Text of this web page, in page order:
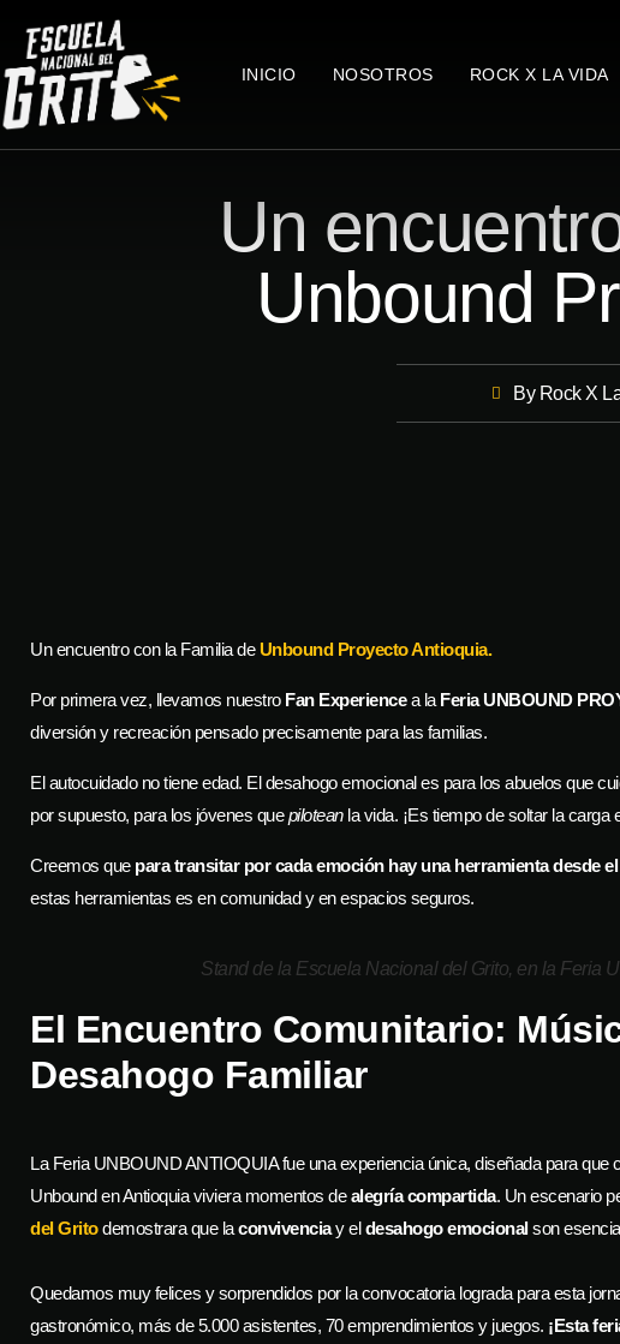
INICIO NOSOTROS ROCK X LA VIDA
Un
Unbound
ByRock X
Un encuentro con la Familia de Unbound Proyecto Antioquia.
Por primera vez, llevamos nuestro Fan Experiencea la Feria UNBOUND
diversión y recreación pensado precisamente para las familias.
El autocuidado no tiene edad. El desahogo emocional es para los abuelos que
por supuesto, para los jóvenes quepiloteanla vida. ¡Es tiempo de soltar la carga
Creemos que para transitar por cada emoción hay una herramienta desde
estas herramientas es en comunidad y en espacios seguros.
Stand de la Escuela Nacional del Grito, en la Feria
El Encuentro Comunitario:
Desahogo Familiar
La Feria UNBOUND ANTIOQUIA fue una experiencia única, diseñada para que
Unbound en Antioquia viviera momentos dealegría compartida. Un escenario
del Gritodemostrara que laconvivenciay eldesahogo emocionalson
Quedamos muy felices y sorprendidos por la convocatoria lograda para esta
gastronómico, más de 5.000 asistentes, 70 emprendimientos y juegos. ¡Esta